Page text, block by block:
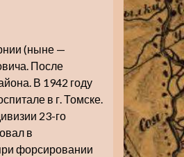
(ныне —
После
В 1942 году
в г. Томске.
23-го
в
форсировании